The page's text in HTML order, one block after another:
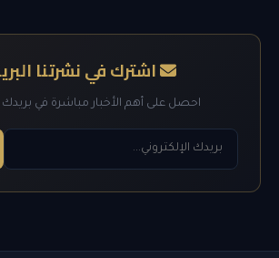
اشترك في نشرتنا
احصل على أهم الأخبار مباشرة في بريدك